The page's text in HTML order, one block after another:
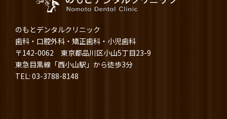
のもとデンタルクリニック
歯科・口腔外科・矯正歯科・小児歯科
〒142-0062 東京都品川区小山5丁目23-9
東急目黒線「西小山駅」から徒歩3分
TEL: 03-3788-8148